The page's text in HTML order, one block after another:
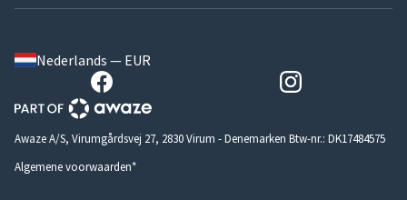
Nederlands — EUR
Awaze A/S, Virumgårdsvej 27, 2830 Virum - Denemarken Btw-nr.: DK17484575
Algemene voorwaarden*